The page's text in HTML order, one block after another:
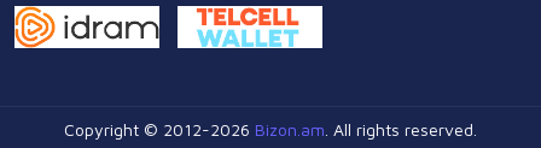
Copyright © 2012-2026 Bizon.am . All rights reserved.